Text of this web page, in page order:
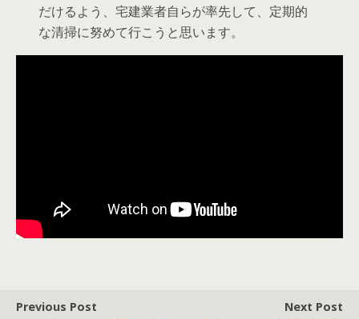
だけるよう、宅建業者自らが率先して、定期的
な清掃に努めて行こうと思います。
Previous Post
Next Post